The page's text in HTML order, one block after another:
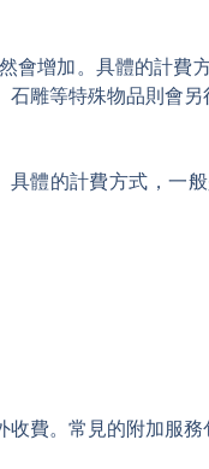
會增加。具體的計費
雕等特殊物品則會另
體的計費方式，一
費。常見的附加服務